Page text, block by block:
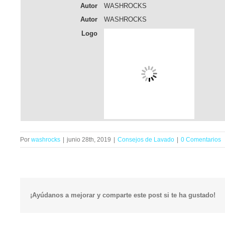
Autor
WASHROCKS
Autor
WASHROCKS
Logo
Porwashrocks junio 28th, 2019 Consejos de Lavado 0 Comentarios
¡Ayúdanos a mejorar y comparte este post si te ha gustado!